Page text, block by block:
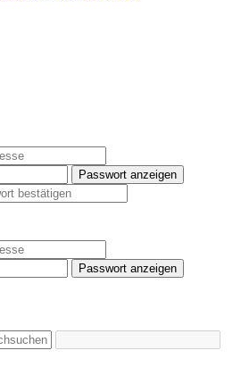
Passwort anzeigen
Passwort anzeigen